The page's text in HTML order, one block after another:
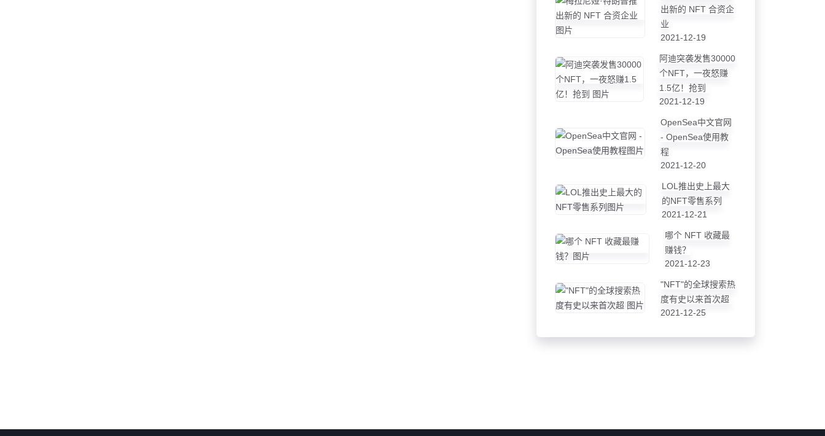
出新的 NFT 合资企
业
2021-12-19
阿迪突袭发售30000
个NFT，一夜怒赚
1.5亿！抢到
2021-12-19
OpenSea中文官网
- OpenSea使用教
程
2021-12-20
LOL推出史上最大
的NFT零售系列
2021-12-21
哪个 NFT 收藏最
赚钱？
2021-12-23
"NFT"的全球搜索热
度有史以来首次超
2021-12-25